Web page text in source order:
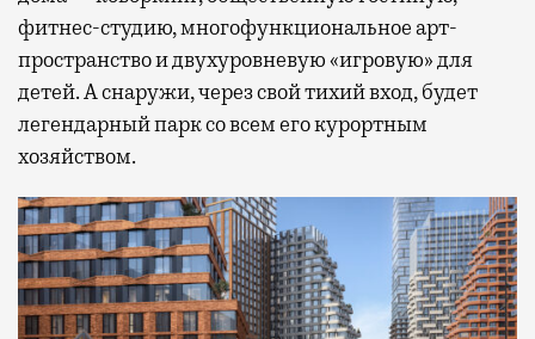
фитнес-студию, многофункциональное арт-
пространство и двухуровневую «игровую» для
детей. А снаружи, через свой тихий вход, будет
легендарный парк со всем его курортным
хозяйством.